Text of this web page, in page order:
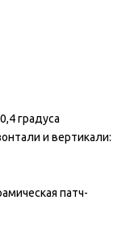
градуса
и вертикали:
патч-